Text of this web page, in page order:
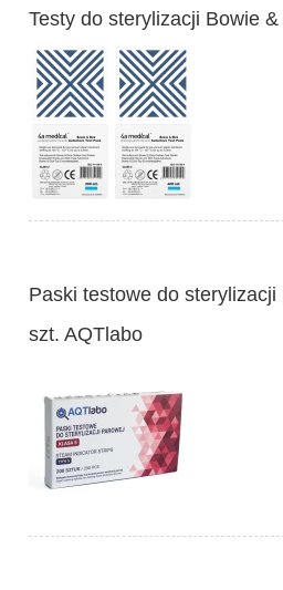
Testy do sterylizacji Bowie
Paski testowe do
szt. AQTlabo